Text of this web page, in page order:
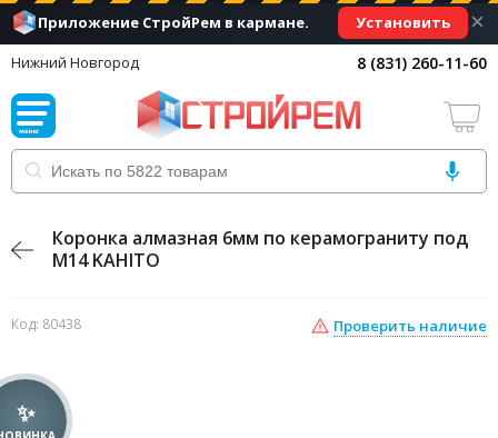
Приложение СтройРем в кармане. Установить ×
Нижний Новгород 8 (831) 260-11-60
Коронка алмазная 6мм по керамограниту под
М14 KAHITO
Код: 80438 Проверить наличие